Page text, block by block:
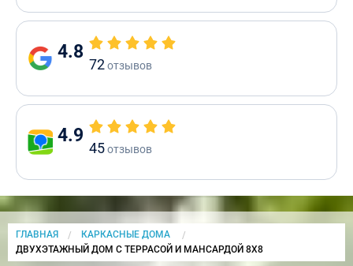
4.8
72отзывов
4.9
45отзывов
ГЛАВНАЯ
КАРКАСНЫЕ ДОМА
CURRENT:
ДВУХЭТАЖНЫЙ ДОМ С ТЕРРАСОЙ И МАНСАРДОЙ 8Х8